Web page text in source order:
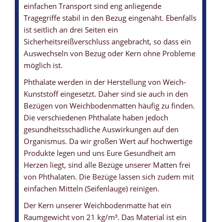
einfachen Transport sind eng anliegende
Tragegriffe stabil in den Bezug eingenäht. Ebenfalls
ist seitlich an drei Seiten ein
Sicherheitsreißverschluss angebracht, so dass ein
Auswechseln von Bezug oder Kern ohne Probleme
möglich ist.
Phthalate werden in der Herstellung von Weich-
Kunststoff eingesetzt. Daher sind sie auch in den
Bezügen von Weichbodenmatten häufig zu finden.
Die verschiedenen Phthalate haben jedoch
gesundheitsschädliche Auswirkungen auf den
Organismus. Da wir großen Wert auf hochwertige
Produkte legen und uns Eure Gesundheit am
Herzen liegt, sind alle Bezüge unserer Matten frei
von Phthalaten. Die Bezüge lassen sich zudem mit
einfachen Mitteln (Seifenlauge) reinigen.
Der Kern unserer Weichbodenmatte hat ein
Raumgewicht von 21 kg/m³. Das Material ist ein